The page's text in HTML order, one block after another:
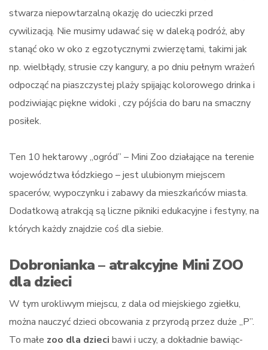
stwarza niepowtarzalną okazję do ucieczki przed
cywilizacją. Nie musimy udawać się w daleką podróż, aby
stanąć oko w oko z egzotycznymi zwierzętami, takimi jak
np. wielbłądy, strusie czy kangury, a po dniu pełnym wrażeń
odpocząć na piaszczystej plaży spijając kolorowego drinka i
podziwiając piękne widoki , czy pójścia do baru na smaczny
posiłek.
Ten 10 hektarowy „ogród” – Mini Zoo działające na terenie
województwa łódzkiego – jest ulubionym miejscem
spacerów, wypoczynku i zabawy da mieszkańców miasta.
Dodatkową atrakcją są liczne pikniki edukacyjne i festyny, na
których każdy znajdzie coś dla siebie.
Dobronianka – atrakcyjne Mini ZOO
dla dzieci
W tym urokliwym miejscu, z dala od miejskiego zgiełku,
można nauczyć dzieci obcowania z przyrodą przez duże „P”.
To małe zoo dla dzieci bawi i uczy, a dokładnie bawiąc-